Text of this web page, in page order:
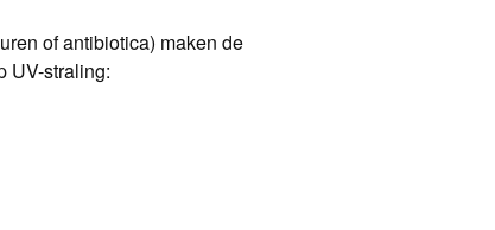
of antibiotica) maken de
UV-straling: